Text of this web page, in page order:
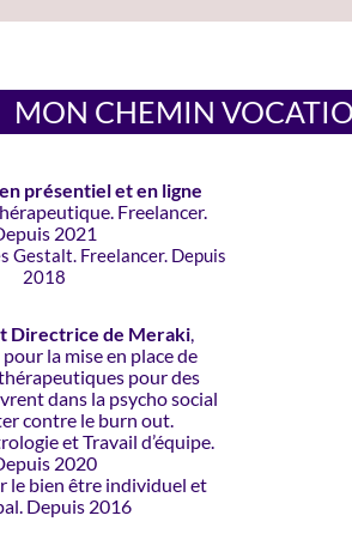
MON CHEMIN
présentiel et en ligne
Freelancer.
2021
Gestalt. Freelancer. Depuis
2018
Directrice de Meraki
la mise en place de
pour des
dans la psycho social
contre le burn out.
et Travail d’équipe.
2020
le bien être individuel et
Depuis 2016